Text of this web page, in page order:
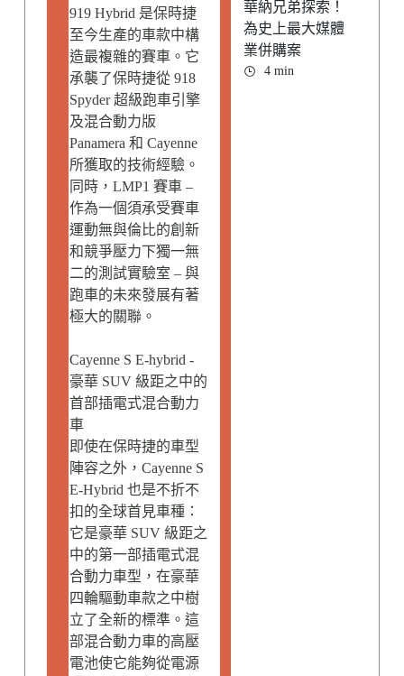
919 Hybrid 是保時捷
至今生產的車款中構
造最複雜的賽車。它
承襲了保時捷從 918
Spyder 超級跑車引擎
及混合動力版
Panamera 和 Cayenne
所獲取的技術經驗。
同時，LMP1 賽車 –
作為一個須承受賽車
運動無與倫比的創新
和競爭壓力下獨一無
二的測試實驗室 – 與
跑車的未來發展有著
極大的關聯。
Cayenne S E-hybrid -
豪華 SUV 級距之中的
首部插電式混合動力
車
即使在保時捷的車型
陣容之外，Cayenne S
E-Hybrid 也是不折不
扣的全球首見車種：
它是豪華 SUV 級距之
中的第一部插電式混
合動力車型，在豪華
四輪驅動車款之中樹
立了全新的標準。這
部混合動力車的高壓
電池使它能夠從電源
華納兄弟探索！
為史上最大媒體
業併購案
4 min